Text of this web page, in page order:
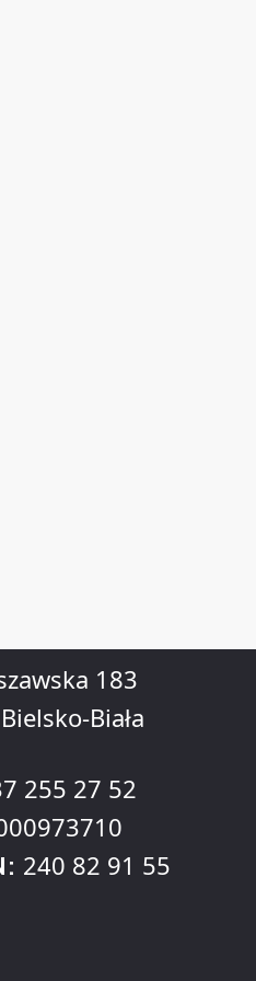
183
Biała
255 27 52
240 82 91 55